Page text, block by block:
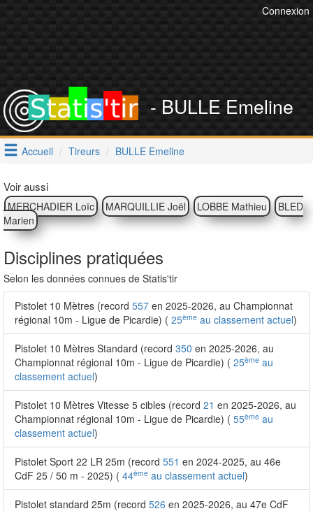
Connexion
- BULLE Emeline
Accueil Tireurs BULLE Emeline
Voir aussi
MERCHADIER Loïc MARQUILLIE Joël LOBBE Mathieu
BLED
Marien
Disciplines pratiquées
Selon les données connues de Statis'tir
Pistolet 10 Mètres (record 557 en 2025-2026, au Championnat
régional 10m - Ligue de Picardie) ( 25ème au classement actuel)
Pistolet 10 Mètres Standard (record 350 en 2025-2026, au
Championnat régional 10m - Ligue de Picardie) ( 25ème au
classement actuel)
Pistolet 10 Mètres Vitesse 5 cibles (record 21 en 2025-2026, au
Championnat régional 10m - Ligue de Picardie) ( 55ème au
classement actuel)
Pistolet Sport 22 LR 25m (record 551 en 2024-2025, au 46e
CdF 25 / 50 m - 2025) ( 44ème au classement actuel)
Pistolet standard 25m (record 526 en 2025-2026, au 47e CdF